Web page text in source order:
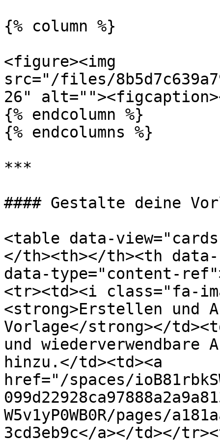
{% column %}
<figure><img
src="/files/
26"
{% endcolumn %}
{% endcolumns %}
***
#### Gestalte deine
<table data-
</th><th></th><th
data-type="content-
<tr><td><i class="fa-
<strong>Erstellen und
Vorlage</strong></
und
hinzu.</td><td><a
href="/spaces/
W5v1yP0WB0R/pages/
3cd3eb9c</a></td></